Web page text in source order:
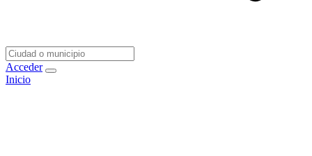
Acceder
Inicio